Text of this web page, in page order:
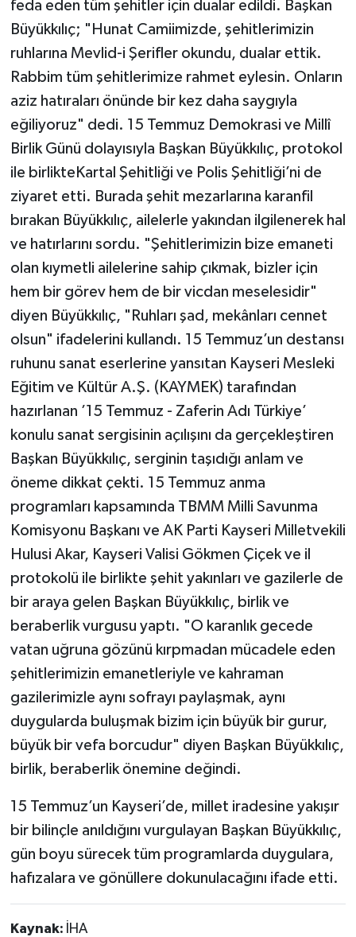
feda eden tüm şehitler için dualar edildi. Başkan
Büyükkılıç; "Hunat Camiimizde, şehitlerimizin
ruhlarına Mevlid-i Şerifler okundu, dualar ettik.
Rabbim tüm şehitlerimize rahmet eylesin. Onların
aziz hatıraları önünde bir kez daha saygıyla
eğiliyoruz" dedi. 15 Temmuz Demokrasi ve Millî
Birlik Günü dolayısıyla Başkan Büyükkılıç, protokol
ile birlikteKartal Şehitliği ve Polis Şehitliği’ni de
ziyaret etti. Burada şehit mezarlarına karanfil
bırakan Büyükkılıç, ailelerle yakından ilgilenerek hal
ve hatırlarını sordu. "Şehitlerimizin bize emaneti
olan kıymetli ailelerine sahip çıkmak, bizler için
hem bir görev hem de bir vicdan meselesidir"
diyen Büyükkılıç, "Ruhları şad, mekânları cennet
olsun" ifadelerini kullandı. 15 Temmuz’un destansı
ruhunu sanat eserlerine yansıtan Kayseri Mesleki
Eğitim ve Kültür A.Ş. (KAYMEK) tarafından
hazırlanan ’15 Temmuz - Zaferin Adı Türkiye’
konulu sanat sergisinin açılışını da gerçekleştiren
Başkan Büyükkılıç, serginin taşıdığı anlam ve
öneme dikkat çekti. 15 Temmuz anma
programları kapsamında TBMM Milli Savunma
Komisyonu Başkanı ve AK Parti Kayseri Milletvekili
Hulusi Akar, Kayseri Valisi Gökmen Çiçek ve il
protokolü ile birlikte şehit yakınları ve gazilerle de
bir araya gelen Başkan Büyükkılıç, birlik ve
beraberlik vurgusu yaptı. "O karanlık gecede
vatan uğruna gözünü kırpmadan mücadele eden
şehitlerimizin emanetleriyle ve kahraman
gazilerimizle aynı sofrayı paylaşmak, aynı
duygularda buluşmak bizim için büyük bir gurur,
büyük bir vefa borcudur" diyen Başkan Büyükkılıç,
birlik, beraberlik önemine değindi.
15 Temmuz’un Kayseri’de, millet iradesine yakışır
bir bilinçle anıldığını vurgulayan Başkan Büyükkılıç,
gün boyu sürecek tüm programlarda duygulara,
hafızalara ve gönüllere dokunulacağını ifade etti.
Kaynak: İHA